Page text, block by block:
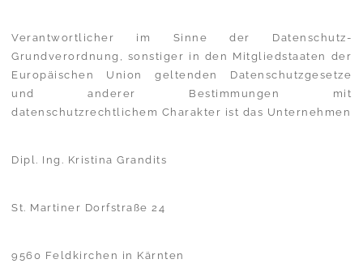
Verantwortlicher im Sinne der Datenschutz-
Grundverordnung, sonstiger in den Mitgliedstaaten der
Europäischen Union geltenden Datenschutzgesetze
und anderer Bestimmungen mit
datenschutzrechtlichem Charakter ist das Unternehmen
Dipl. Ing. Kristina Grandits
St. Martiner Dorfstraße 24
9560 Feldkirchen in Kärnten